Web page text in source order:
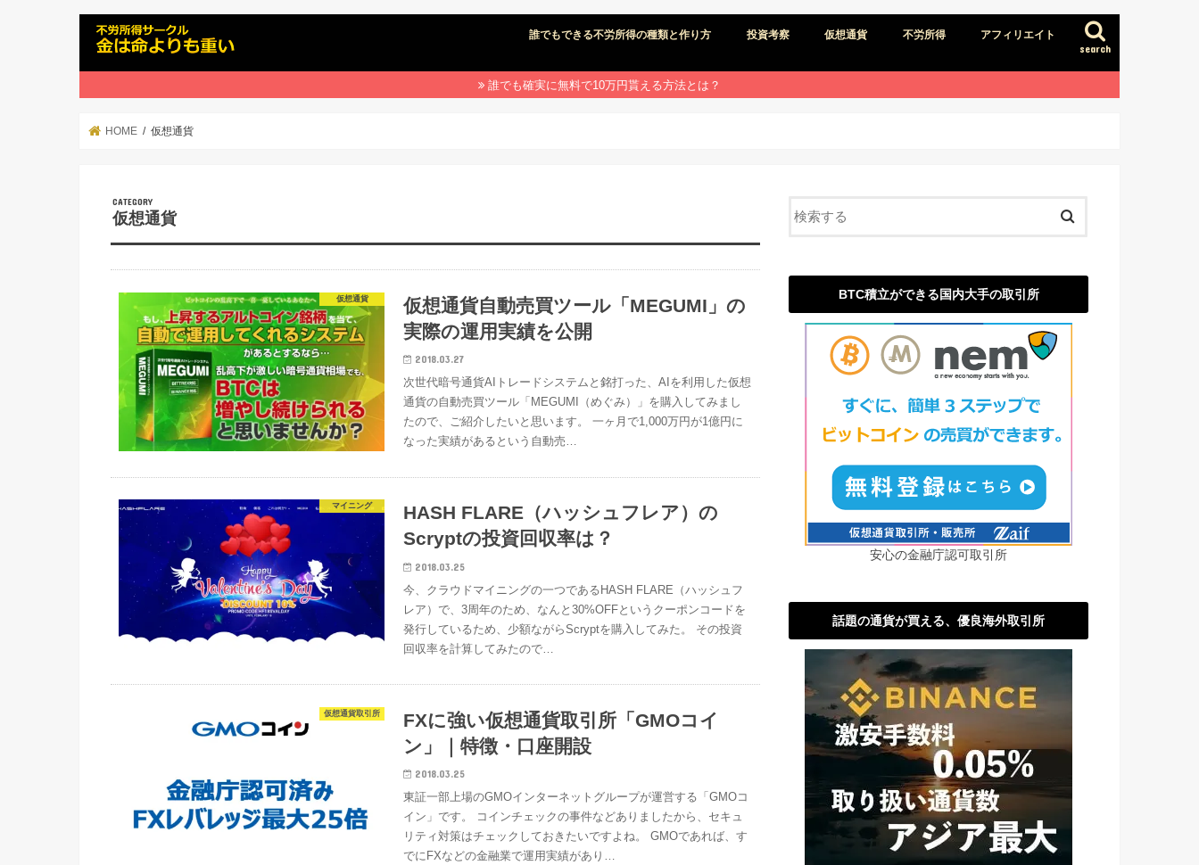
search
誰でもできる不労所得の種類と作り方 投資考察 仮想通貨 不労所得 アフィリエイト
誰でも確実に無料で10万円貰える方法とは？
HOME 仮想通貨
仮想通貨
仮想通貨
仮想通貨自動売買ツール「MEGUMI」の
実際の運用実績を公開
2018.03.27
次世代暗号通貨AIトレードシステムと銘打った、AIを利用した仮想
通貨の自動売買ツール「MEGUMI（めぐみ）」を購入してみまし
たので、ご紹介したいと思います。 一ヶ月で1,000万円が1億円に
なった実績があるという自動売…
マイニング
HASH FLARE（ハッシュフレア）の
Scryptの投資回収率は？
2018.03.25
今、クラウドマイニングの一つであるHASH FLARE（ハッシュフ
レア）で、3周年のため、なんと30%OFFというクーポンコードを
発行しているため、少額ながらScryptを購入してみた。 その投資
回収率を計算してみたので…
仮想通貨取引所
FXに強い仮想通貨取引所「GMOコイ
ン」｜特徴・口座開設
2018.03.25
東証一部上場のGMOインターネットグループが運営する「GMOコ
イン」です。 コインチェックの事件などありましたから、セキュ
リティ対策はチェックしておきたいですよね。 GMOであれば、す
でにFXなどの金融業で運用実績があり…
BTC積立ができる国内大手の取引所
安心の金融庁認可取引所
話題の通貨が買える、優良海外取引所